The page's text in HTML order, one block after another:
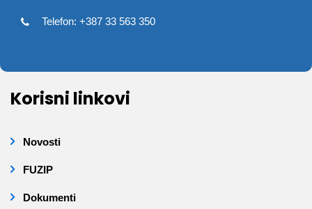
Telefon: +387 33 563 350
Korisni linkovi
Novosti
FUZIP
Dokumenti